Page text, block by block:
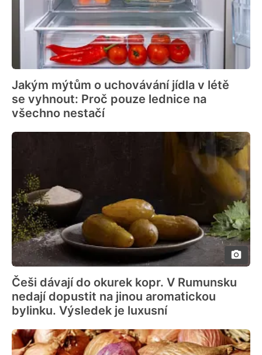
Jakým mýtům o uchovávání jídla v létě
se vyhnout: Proč pouze lednice na
všechno nestačí
Češi dávají do okurek kopr. V Rumunsku
nedají dopustit na jinou aromatickou
bylinku. Výsledek je luxusní